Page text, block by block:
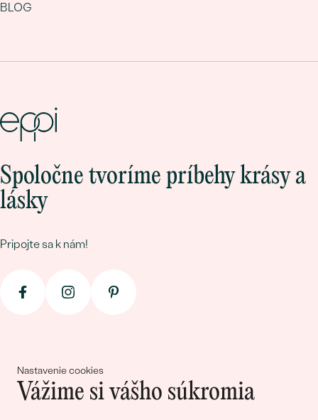
Nastavenie cookies
Vážime si vášho súkromia
BLOG
Spoločne tvoríme príbehy krásy a
lásky
Pripojte sa k nám!
© 2011 - 2026, Eppi.sk